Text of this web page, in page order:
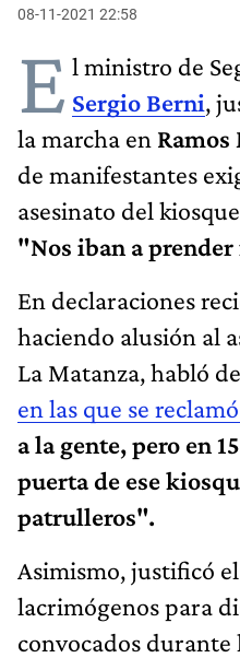
08-11-2021 22:58
E l ministro de
Sergio Berni,
la marcha en Ramos
de manifestantes
asesinato del
"Nos iban a
En declaraciones
haciendo alusión al
La Matanza, habló de
en las que se
a la gente, pero en
puerta de ese
patrulleros".
Asimismo, justificó
lacrimógenos para
convocados durante